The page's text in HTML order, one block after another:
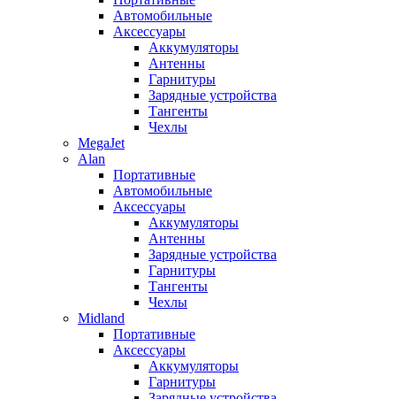
Автомобильные
Аксессуары
Аккумуляторы
Антенны
Гарнитуры
Зарядные устройства
Тангенты
Чехлы
MegaJet
Alan
Портативные
Автомобильные
Аксессуары
Аккумуляторы
Антенны
Зарядные устройства
Гарнитуры
Тангенты
Чехлы
Midland
Портативные
Аксессуары
Аккумуляторы
Гарнитуры